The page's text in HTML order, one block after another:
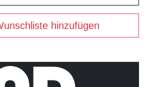
hinzufügen